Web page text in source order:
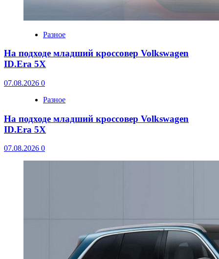
Разное
На подходе младший кроссовер Volkswagen
ID.Era 5X
07.08.2026 0
Разное
На подходе младший кроссовер Volkswagen
ID.Era 5X
07.08.2026 0